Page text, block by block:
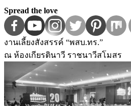
Spread the love
งานเลี้ยงสังสรรค์ “พสบ.ทร.”
ณ ห้องเกียรตินาวี ราชนาวีสโมสร